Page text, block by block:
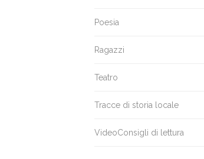
Poesia
Ragazzi
Teatro
Tracce di storia locale
VideoConsigli di lettura